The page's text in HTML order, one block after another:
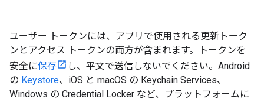
ユーザー トークンには、アプリで使用される更新トーク
ンとアクセス トークンの両方が含まれます。トークンを
安全に保存
し、平文で送信しないでください。Android
の Keystore、iOS と macOS の Keychain Services、
Windows の Credential Locker など、プラットフォームに